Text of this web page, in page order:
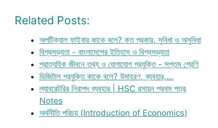
Related Posts:
অপটিক্যাল ফাইবার কাকে বলে? কত প্রকার, সুবিধা ও অসুবিধা
বিশ্বসভ্যতা - বাংলাদেশের ইতিহাস ও বিশ্বসভ্যতা
প্রাত্যহিক জীবনে তথ্য ও যোগাযোগ প্রযুক্তি - সপ্তম শ্রেণি
ডিজিটাল প্রযুক্তি কাকে বলে? উদাহরণ, ব্যবহার,…
ল্যাবরেটরির নিরাপদ ব্যবহার | HSC রসায়ন প্রথম পত্র
Notes
অর্থনীতি পরিচয় (Introduction of Economics)